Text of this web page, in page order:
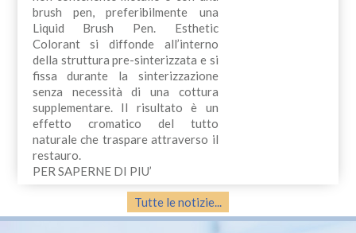
brush pen, preferibilmente una
Liquid Brush Pen. Esthetic
Colorant si diffonde all’interno
della struttura pre-sinterizzata e si
fissa durante la sinterizzazione
senza necessità di una cottura
supplementare. Il risultato è un
effetto cromatico del tutto
naturale che traspare attraverso il
restauro.
PER SAPERNE DI PIU’
Tutte le notizie...